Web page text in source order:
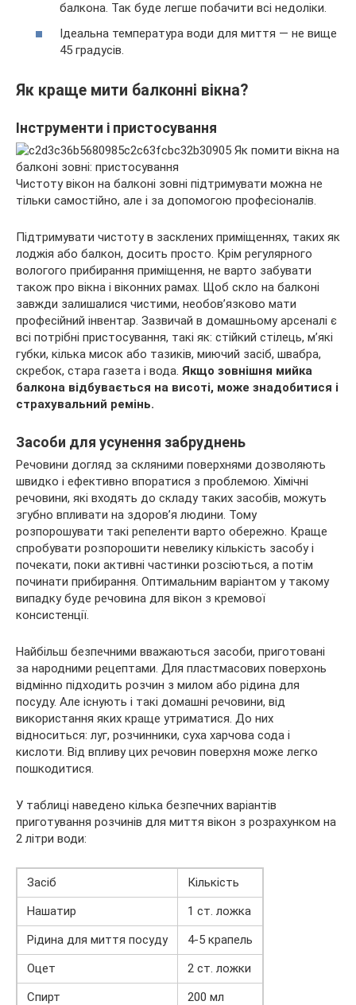
балкона. Так буде легше побачити всі недоліки.
Ідеальна температура води для миття — не вище
45 градусів.
Як краще мити балконні вікна?
Інструменти і пристосування
Чистоту вікон на балконі зовні підтримувати можна не
тільки самостійно, але і за допомогою професіоналів.
Підтримувати чистоту в засклених приміщеннях, таких як
лоджія або балкон, досить просто. Крім регулярного
вологого прибирання приміщення, не варто забувати
також про вікна і віконних рамах. Щоб скло на балконі
завжди залишалися чистими, необов’язково мати
професійний інвентар. Зазвичай в домашньому арсеналі є
всі потрібні пристосування, такі як: стійкий стілець, м’які
губки, кілька мисок або тазиків, миючий засіб, швабра,
скребок, стара газета і вода. Якщо зовнішня мийка
балкона відбувається на висоті, може знадобитися і
страхувальний ремінь.
Засоби для усунення забруднень
Речовини догляд за скляними поверхнями дозволяють
швидко і ефективно впоратися з проблемою. Хімічні
речовини, які входять до складу таких засобів, можуть
згубно впливати на здоров’я людини. Тому
розпорошувати такі репеленти варто обережно. Краще
спробувати розпорошити невелику кількість засобу і
почекати, поки активні частинки розсіються, а потім
починати прибирання. Оптимальним варіантом у такому
випадку буде речовина для вікон з кремової
консистенції.
Найбільш безпечними вважаються засоби, приготовані
за народними рецептами. Для пластмасових поверхонь
відмінно підходить розчин з милом або рідина для
посуду. Але існують і такі домашні речовини, від
використання яких краще утриматися. До них
відноситься: луг, розчинники, суха харчова сода і
кислоти. Від впливу цих речовин поверхня може легко
пошкодитися.
У таблиці наведено кілька безпечних варіантів
приготування розчинів для миття вікон з розрахунком на
2 літри води:
Засіб
Кількість
Нашатир
1 ст. ложка
Рідина для миття посуду
4-5 крапель
Оцет
2 ст. ложки
Спирт
200 мл